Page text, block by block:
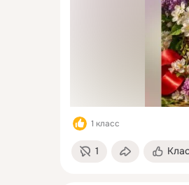
1 класс
1